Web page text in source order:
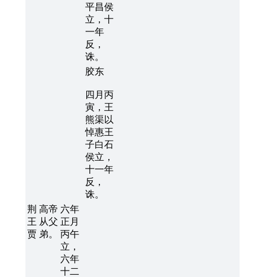
平昌侯
立，十
一年
反，
诛。
胶东
四月丙
寅，王
熊渠以
悼惠王
子白石
侯立，
十一年
反，
诛。
荆
王
贾
高帝
从父
弟。
六年
正月
丙午
立，
六年
十二